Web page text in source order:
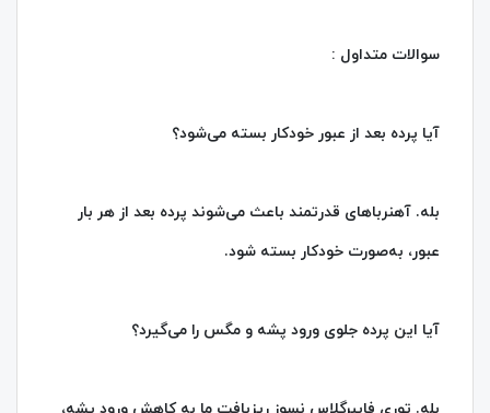
سوالات متداول :
آیا پرده بعد از عبور خودکار بسته می‌شود؟
بله. آهنرباهای قدرتمند باعث می‌شوند پرده بعد از هر بار
عبور، به‌صورت خودکار بسته شود.
آیا این پرده جلوی ورود پشه و مگس را می‌گیرد؟